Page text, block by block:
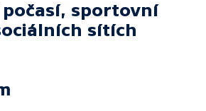
sportovní
sítích